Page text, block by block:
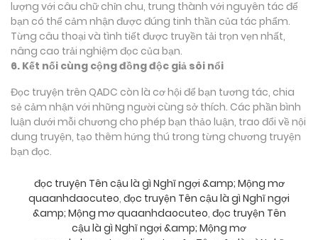
lượng với câu chữ chỉn chu, trung thành với nguyên tác để
bạn có thể cảm nhận được đúng tinh thần của tác phẩm.
Từng câu thoại và tình tiết được truyền tải trọn vẹn nhất,
nâng cao trải nghiệm đọc của bạn.
6. Kết nối cùng cộng đồng độc giả sôi nổi
Đọc truyện trên QADC còn là cơ hội để bạn tương tác, chia
sẻ cảm nhận với những người cùng sở thích. Các phần bình
luận dưới mỗi chương cho phép bạn thảo luận, trao đổi về nội
dung truyện, tạo thêm hứng thú trong từng chương truyện
bạn đọc.
đọc truyện Tên cậu là gì Nghĩ ngợi &amp; Mộng mơ
quaanhdaocuteo, đọc truyện Tên cậu là gì Nghĩ ngợi
&amp; Mộng mơ quaanhdaocuteo, đọc truyện Tên
cậu là gì Nghĩ ngợi &amp; Mộng mơ